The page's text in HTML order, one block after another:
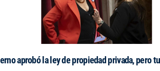
aprobó la ley de propiedad privada, pero